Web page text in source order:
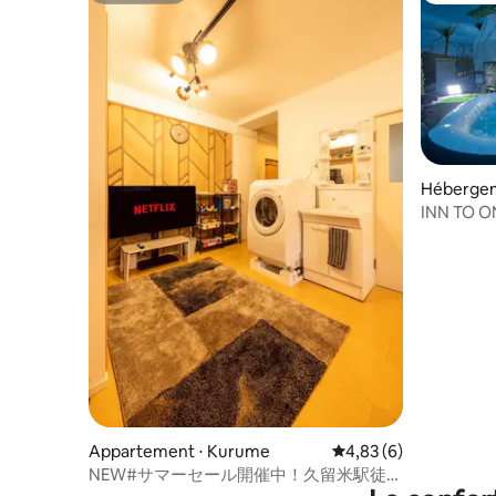
Appartement ⋅ Kurume Évaluation moyenne
4,83 (6)
NEW#サマーセール開催中！久留米駅徒歩
trict
INN TO